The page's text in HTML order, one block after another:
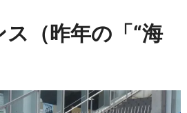
（昨年の「“海